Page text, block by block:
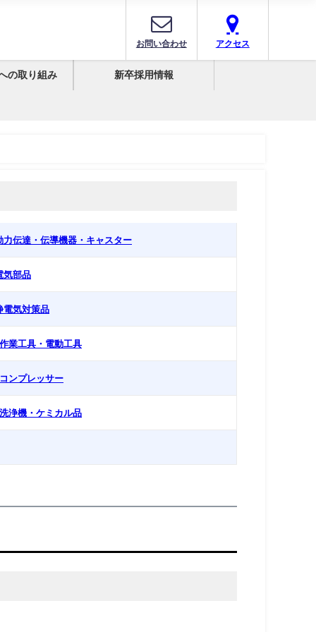
お問い合わせ アクセス
の取り組み 新卒採用情報
伝達・伝導機器・キャスター
部品
気対策品
業工具・電動工具
ンプレッサー
浄機・ケミカル品